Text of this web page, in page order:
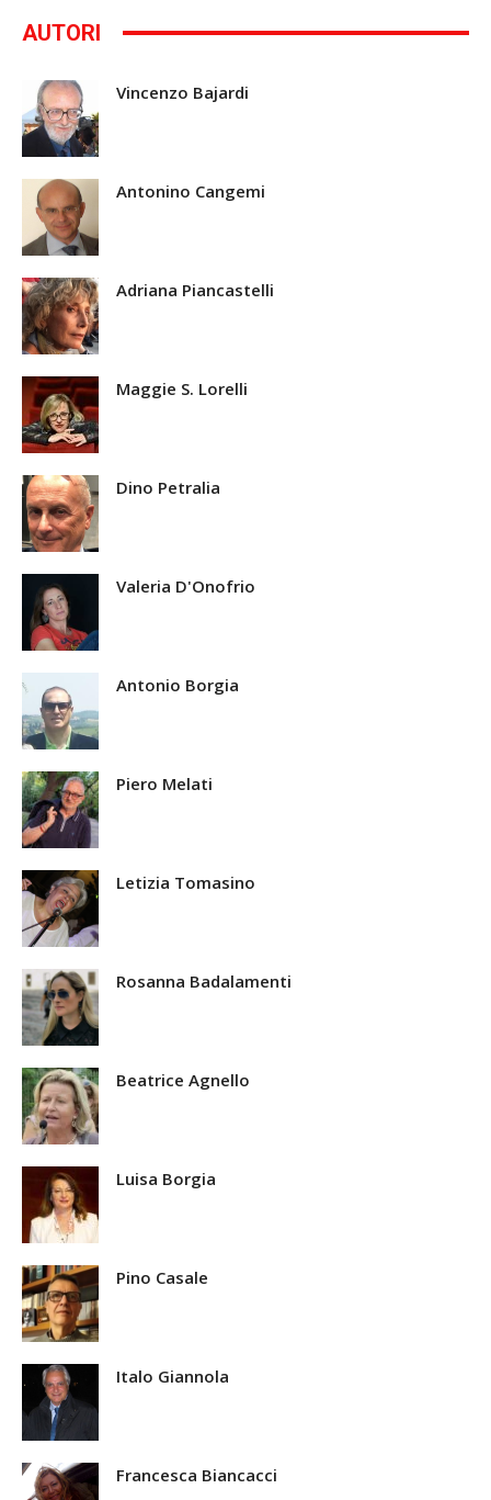
AUTORI
Vincenzo Bajardi
Antonino Cangemi
Adriana Piancastelli
Maggie S. Lorelli
Dino Petralia
Valeria D'Onofrio
Antonio Borgia
Piero Melati
Letizia Tomasino
Rosanna Badalamenti
Beatrice Agnello
Luisa Borgia
Pino Casale
Italo Giannola
Francesca Biancacci